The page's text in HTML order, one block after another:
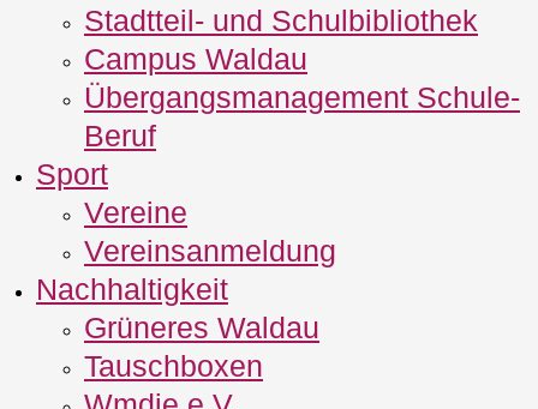
Stadtteil- und Schulbibliothek
Campus Waldau
Übergangsmanagement Schule‐
Beruf
Sport
Vereine
Vereinsanmeldung
Nachhaltigkeit
Grüneres Waldau
Tauschboxen